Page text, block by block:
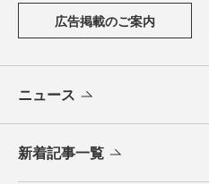
広告掲載のご案内
ニュース
新着記事一覧